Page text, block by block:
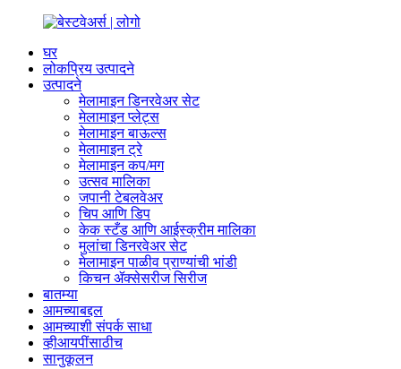
घर
लोकप्रिय उत्पादने
उत्पादने
मेलामाइन डिनरवेअर सेट
मेलामाइन प्लेट्स
मेलामाइन बाऊल्स
मेलामाइन ट्रे
मेलामाइन कप/मग
उत्सव मालिका
जपानी टेबलवेअर
चिप आणि डिप
केक स्टँड आणि आईस्क्रीम मालिका
मुलांचा डिनरवेअर सेट
मेलामाइन पाळीव प्राण्यांची भांडी
किचन ॲक्सेसरीज सिरीज
बातम्या
आमच्याबद्दल
आमच्याशी संपर्क साधा
व्हीआयपींसाठीच
सानुकूलन